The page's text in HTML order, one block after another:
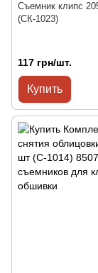
Съемник клипс
(СК-1023)
117 грн/шт.
Купить